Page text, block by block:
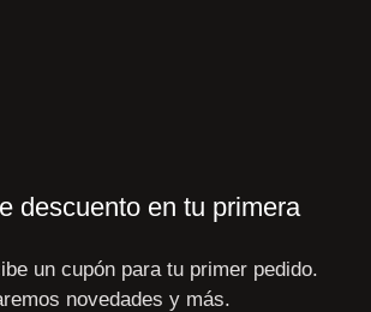
descuento en tu primera
un cupón para tu primer pedido.
novedades y más.